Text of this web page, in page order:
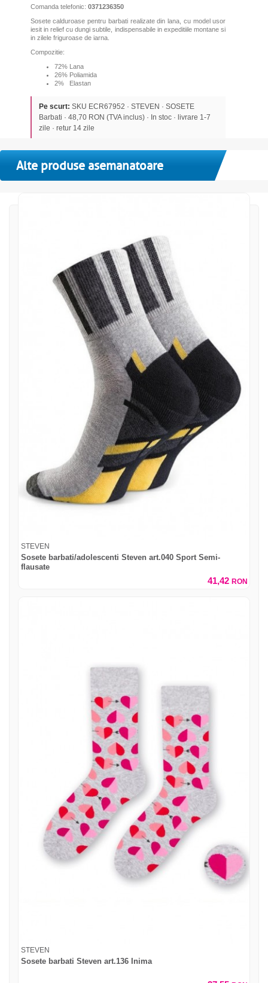
Comanda telefonic: 0371236350
Sosete calduroase pentru barbati realizate din lana, cu model usor
iesit in relief cu dungi subtile, indispensabile in expeditiile montane si
in zilele friguroase de iarna.
Compozitie:
72% Lana
26% Poliamida
2% Elastan
Pe scurt: SKU ECR67952 · STEVEN · SOSETE
Barbati · 48,70 RON (TVA inclus) · In stoc · livrare 1-7
zile · retur 14 zile
Alte produse asemanatoare
STEVEN
Sosete barbati/adolescenti Steven art.040 Sport Semi-
flausate
41,42 RON
STEVEN
Sosete barbati Steven art.136 Inima